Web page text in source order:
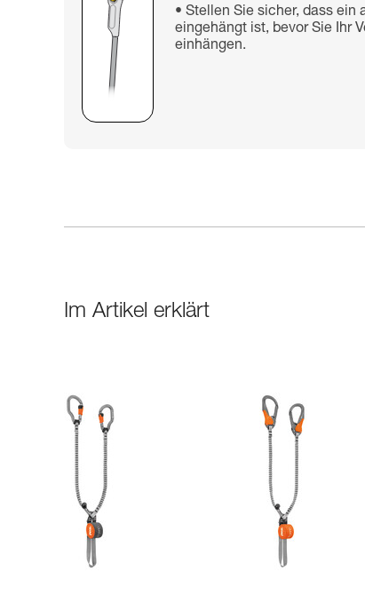
Stellen Sie sicher, dass ein
eingehängt ist, bevor Sie Ihr
einhängen.
Im Artikel erklärt